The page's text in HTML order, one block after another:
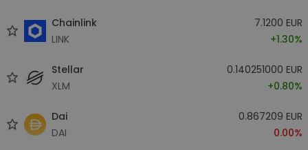
Chainlink
LINK
7.1200 EUR
+1.30%
Stellar
XLM
0.140251000 EUR
+0.80%
Dai
DAI
0.867209 EUR
0.00%